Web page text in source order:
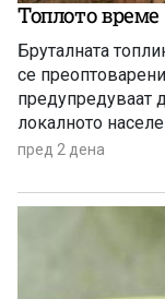
Топлото
Бруталната
се преоптоварени од климатската криза, а
предупредуваат
локалното
дивиот свет низ
пред 2 дена